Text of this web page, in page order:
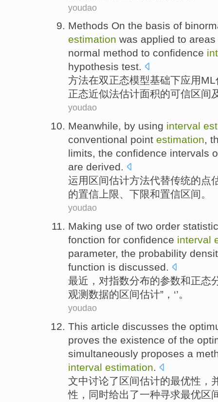
youdao
Methods On the basis of
estimation was applied to areas
normal method to confidence
hypothesis test.
方法在双正态模型基础下应用ML
正态近似法估计面积的可信区间
youdao
Meanwhile, by using interval
conventional point estimation,
limits, the confidence intervals
are derived.
运用 区间估计方法代替传统的点
的置信 上限、 下限和置信区间。
youdao
Making use of two order
fonction for confidence interval
parameter, the probability
function is discussed.
最近，对指数分布的参数和正态
观测 数据的区间估计”，‘’。
youdao
This article discusses the
proves the existence of the
simultaneously proposes a
interval estimation.
文中讨论了 区间估计的最优性，
性， 同时给出了一种寻求最优区